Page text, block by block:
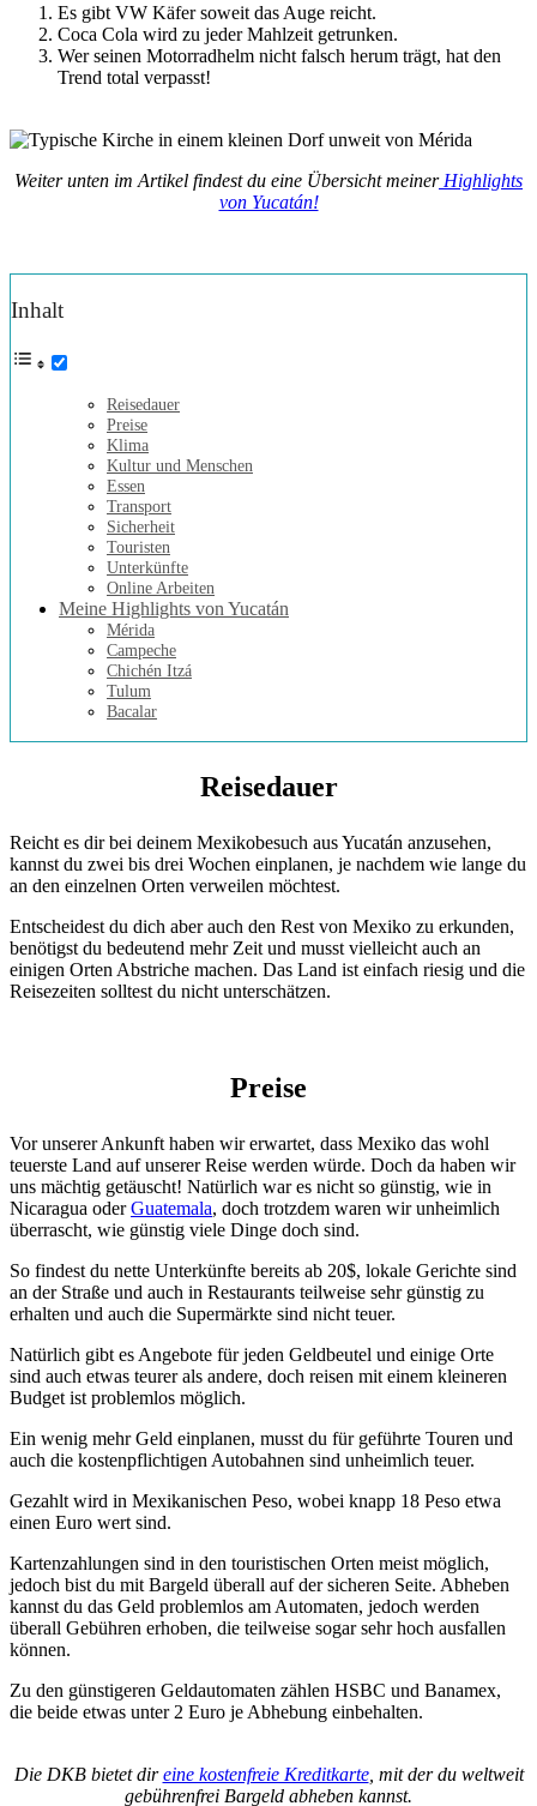
Es gibt VW Käfer soweit das Auge reicht.
Coca Cola wird zu jeder Mahlzeit getrunken.
Wer seinen Motorradhelm nicht falsch herum trägt, hat den
Trend total verpasst!
Weiter unten im Artikel findest du eine Übersicht meinerHighlights
von Yucatán!
Inhalt
Reisedauer
Preise
Klima
Kultur und Menschen
Essen
Transport
Sicherheit
Touristen
Unterkünfte
Online Arbeiten
Meine Highlights von Yucatán
Mérida
Campeche
Chichén Itzá
Tulum
Bacalar
Reisedauer
Reicht es dir bei deinem Mexikobesuch aus Yucatán anzusehen,
kannst du zwei bis drei Wochen einplanen, je nachdem wie lange du
an den einzelnen Orten verweilen möchtest.
Entscheidest du dich aber auch den Rest von Mexiko zu erkunden,
benötigst du bedeutend mehr Zeit und musst vielleicht auch an
einigen Orten Abstriche machen. Das Land ist einfach riesig und die
Reisezeiten solltest du nicht unterschätzen.
Preise
Vor unserer Ankunft haben wir erwartet, dass Mexiko das wohl
teuerste Land auf unserer Reise werden würde. Doch da haben wir
uns mächtig getäuscht! Natürlich war es nicht so günstig, wie in
Nicaragua oderGuatemala, doch trotzdem waren wir unheimlich
überrascht, wie günstig viele Dinge doch sind.
So findest du nette Unterkünfte bereits ab 20$, lokale Gerichte sind
an der Straße und auch in Restaurants teilweise sehr günstig zu
erhalten und auch die Supermärkte sind nicht teuer.
Natürlich gibt es Angebote für jeden Geldbeutel und einige Orte
sind auch etwas teurer als andere, doch reisen mit einem kleineren
Budget ist problemlos möglich.
Ein wenig mehr Geld einplanen, musst du für geführte Touren und
auch die kostenpflichtigen Autobahnen sind unheimlich teuer.
Gezahlt wird in Mexikanischen Peso, wobei knapp 18 Peso etwa
einen Euro wert sind.
Kartenzahlungen sind in den touristischen Orten meist möglich,
jedoch bist du mit Bargeld überall auf der sicheren Seite. Abheben
kannst du das Geld problemlos am Automaten, jedoch werden
überall Gebühren erhoben, die teilweise sogar sehr hoch ausfallen
können.
Zu den günstigeren Geldautomaten zählen HSBC und Banamex,
die beide etwas unter 2 Euro je Abhebung einbehalten.
Die DKB bietet direine kostenfreie Kreditkarte, mit der du weltweit
gebührenfrei Bargeld abheben kannst.